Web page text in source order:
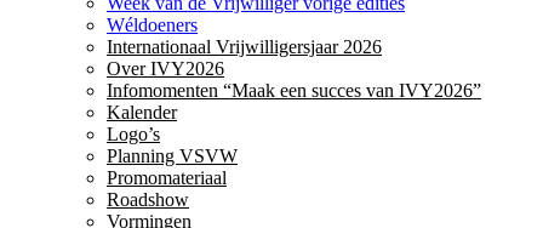
Wéldoeners
Internationaal Vrijwilligersjaar 2026
Over IVY2026
Infomomenten “Maak een succes van IVY2026”
Kalender
Logo’s
Planning VSVW
Promomateriaal
Roadshow
Vormingen